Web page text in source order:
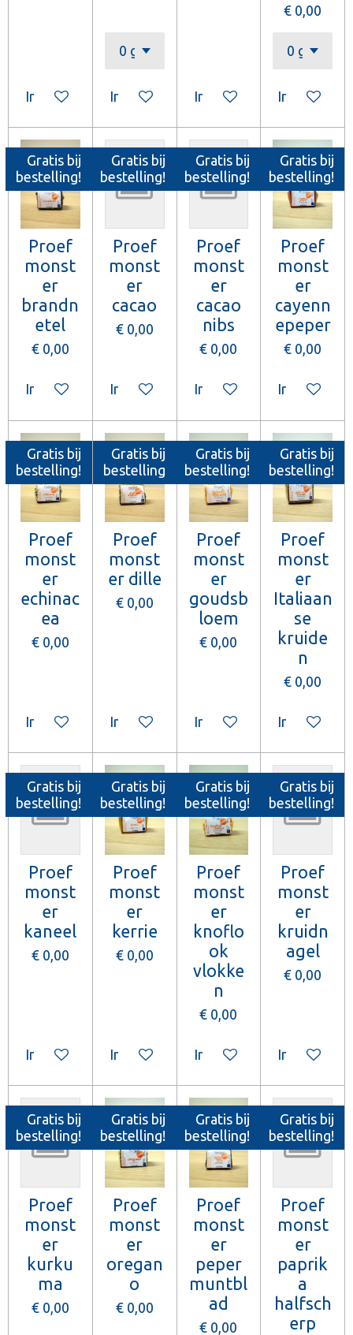
In winkelwagenIn winkelwagenIn winkelwagen
€ 0,00
In
Gratis bij
bestelling!
Proef
monst
er
brandn
etel
€ 0,00
In winkelwagen
Gratis bij
bestelling!
Proef
monst
er
cacao
€ 0,00
In winkelwagen
Gratis bij
bestelling!
Proef
monst
er
cacao
nibs
€ 0,00
In winkelwagen
Gratis bij
bestelling!
Proef
monst
er
cayenn
epeper
€ 0,00
In
Gratis bij
bestelling!
Proef
monst
er
echinac
ea
€ 0,00
In winkelwagen
Gratis bij
bestelling
Proef
monst
er dille
€ 0,00
In winkelwagen
Gratis bij
bestelling!
Proef
monst
er
goudsb
loem
€ 0,00
In winkelwagen
Gratis bij
bestelling!
Proef
monst
er
Italiaan
se
kruide
n
€ 0,00
In
Gratis bij
bestelling!
Proef
monst
er
kaneel
€ 0,00
In winkelwagen
Gratis bij
bestelling!
Proef
monst
er
kerrie
€ 0,00
In winkelwagen
Gratis bij
bestelling!
Proef
monst
er
knoflo
ok
vlokke
n
€ 0,00
In winkelwagen
Gratis bij
bestelling!
Proef
monst
er
kruidn
agel
€ 0,00
In
Gratis bij
bestelling!
Proef
monst
er
kurku
ma
€ 0,00
Gratis bij
bestelling!
Proef
monst
er
oregan
o
€ 0,00
Gratis bij
bestelling!
Proef
monst
er
peper
muntbl
ad
€ 0,00
Gratis bij
bestelling!
Proef
monst
er
paprik
a
halfsch
erp